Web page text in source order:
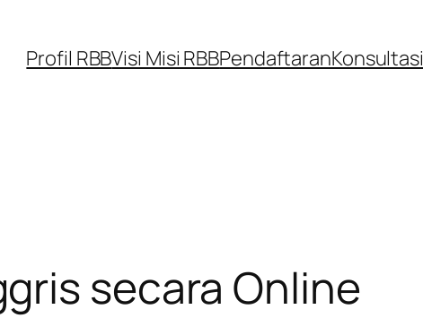
Profil RBBVisi Misi RBBPendaftaranKonsultasi
secara Online